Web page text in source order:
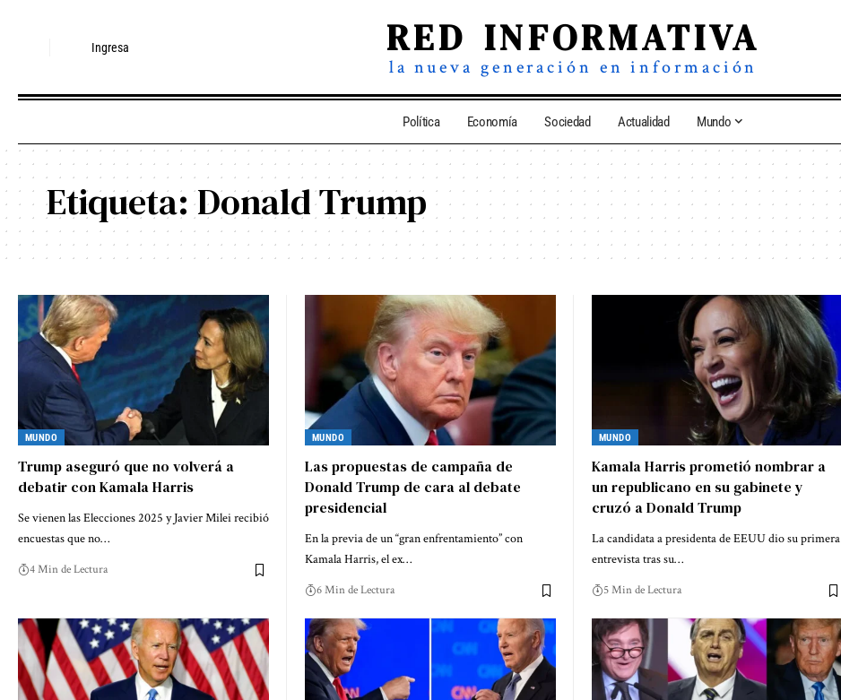
Ingresa RED INFORMATIVA
la nueva generación en información
Política Economía Sociedad Actualidad Mundo
Etiqueta:Donald Trump
MUNDO
Trump aseguró que no volverá a
debatir con Kamala Harris
Se vienen las Elecciones 2025 y Javier Milei recibió
encuestas que no…
4 Min de Lectura
MUNDO
Las propuestas de campaña de
Donald Trump de cara al debate
presidencial
En la previa de un “gran enfrentamiento” con
Kamala Harris, el ex…
6 Min de Lectura
MUNDO
Kamala Harris prometió nombrar a
un republicano en su gabinete y
cruzó a Donald Trump
La candidata a presidenta de EEUU dio su primera
entrevista tras su…
5 Min de Lectura